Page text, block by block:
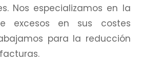
Nos especializamos en la
excesos en sus costes
para la reducción